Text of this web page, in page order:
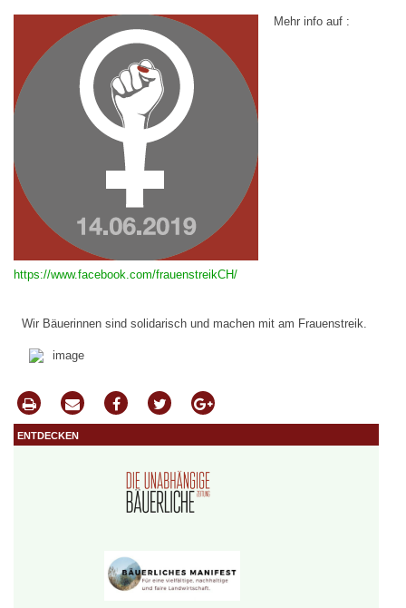
Mehr info auf :
https://www.facebook.com/frauenstreikCH/
Wir Bäuerinnen sind solidarisch und machen mit am Frauenstreik.
entdecken